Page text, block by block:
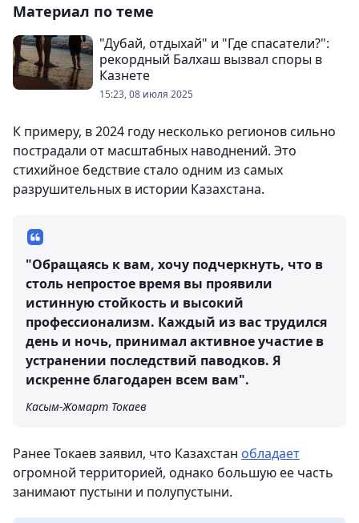
Материал по теме
"Дубай, отдыхай" и "Где спасатели?":
рекордный Балхаш вызвал споры в
Казнете
15:23, 08 июля 2025
К примеру, в 2024 году несколько регионов сильно
пострадали от масштабных наводнений. Это
стихийное бедствие стало одним из самых
разрушительных в истории Казахстана.
"Обращаясь к вам, хочу подчеркнуть, что в
столь непростое время вы проявили
истинную стойкость и высокий
профессионализм. Каждый из вас трудился
день и ночь, принимал активное участие в
устранении последствий паводков. Я
искренне благодарен всем вам".
Касым-Жомарт Токаев
Ранее Токаев заявил, что Казахстан обладает
огромной территорией, однако большую ее часть
занимают пустыни и полупустыни.